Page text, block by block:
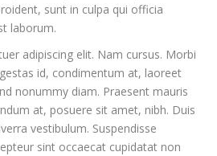
sunt in culpa qui officia
laborum.
adipiscing elit. Nam cursus. Morbi
id, condimentum at, laoreet
nonummy diam. Praesent mauris
at, posuere sit amet, nibh. Duis
vestibulum. Suspendisse
sint occaecat cupidatat non